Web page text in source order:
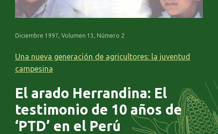
Diciembre 1997, Volumen 13, Número 2
Una nueva generación de agricultores: la juventud
campesina
El arado Herrandina: El
testimonio de 10 años de
‘PTD’ en el Perú